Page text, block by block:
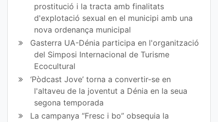
prostitució i la tracta amb finalitats
d'explotació sexual en el municipi amb una
nova ordenança municipal
Gasterra UA-Dénia participa en l'organització
del Simposi Internacional de Turisme
Ecocultural
‘Pòdcast Jove’ torna a convertir-se en
l'altaveu de la joventut a Dénia en la seua
segona temporada
La campanya “Fresc i bo” obsequia la